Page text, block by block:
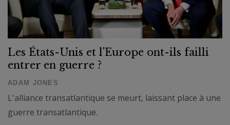
Les États-Unis et l'Europe ont-ils failli
entrer en guerre ?
ADAM JONES
L'alliance transatlantique se meurt, laissant place à une
guerre transatlantique.